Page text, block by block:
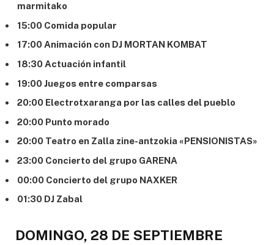
marmitako
15:00 Comida popular
17:00 Animación con DJ MORTAN KOMBAT
18:30 Actuación infantil
19:00 Juegos entre comparsas
20:00 Electrotxaranga por las calles del pueblo
20:00 Punto morado
20:00 Teatro en Zalla zine-antzokia «PENSIONISTAS»
23:00 Concierto del grupo GARENA
00:00 Concierto del grupo NAXKER
01:30 DJ Zabal
DOMINGO, 28 DE SEPTIEMBRE